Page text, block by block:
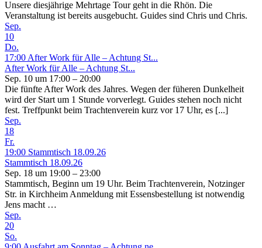
Unsere diesjährige Mehrtage Tour geht in die Rhön. Die
Veranstaltung ist bereits ausgebucht. Guides sind Chris und Chris.
Sep.
10
Do.
17:00 After Work für Alle – Achtung St...
After Work für Alle – Achtung St...
Sep. 10 um 17:00 – 20:00
Die fünfte After Work des Jahres. Wegen der füheren Dunkelheit
wird der Start um 1 Stunde vorverlegt. Guides stehen noch nicht
fest. Treffpunkt beim Trachtenverein kurz vor 17 Uhr, es [...]
Sep.
18
Fr.
19:00 Stammtisch 18.09.26
Stammtisch 18.09.26
Sep. 18 um 19:00 – 23:00
Stammtisch, Beginn um 19 Uhr. Beim Trachtenverein, Notzinger
Str. in Kirchheim Anmeldung mit Essensbestellung ist notwendig
Jens macht …
Sep.
20
So.